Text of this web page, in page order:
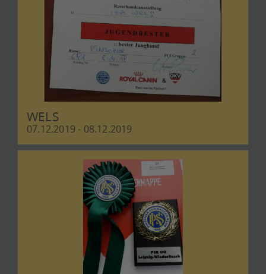
WELS
07.12.2019 - 08.12.2019